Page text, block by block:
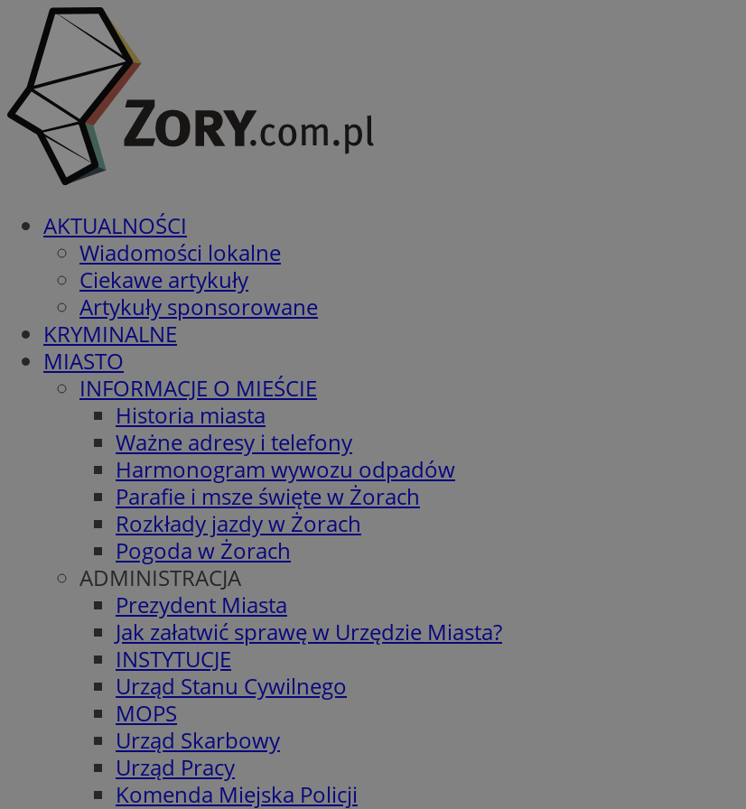
AKTUALNOŚCI
Wiadomości lokalne
Ciekawe artykuły
Artykuły sponsorowane
KRYMINALNE
MIASTO
INFORMACJE O MIEŚCIE
Historia miasta
Ważne adresy i telefony
Harmonogram wywozu odpadów
Parafie i msze święte w Żorach
Rozkłady jazdy w Żorach
Pogoda w Żorach
ADMINISTRACJA
Prezydent Miasta
Jak załatwić sprawę w Urzędzie Miasta?
INSTYTUCJE
Urząd Stanu Cywilnego
MOPS
Urząd Skarbowy
Urząd Pracy
Komenda Miejska Policji